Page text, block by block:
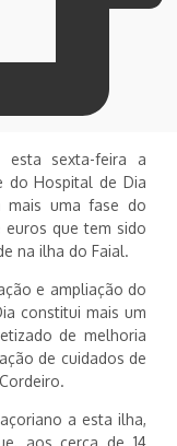
esta sexta-feira a
do Hospital de Dia
mais uma fase do
euros que tem sido
na ilha do Faial.
e ampliação do
constitui mais um
de melhoria
de cuidados de
a esta ilha,